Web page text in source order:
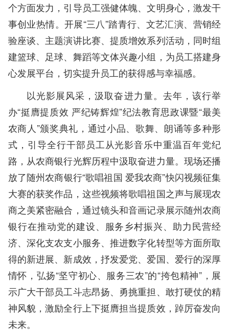
个方面发力，引导员工强健体魄、文明身心，激发干
事创业热情。开展“三八”踏青行、文艺汇演、营销经
验座谈、主题演讲比赛、提质增效系列活动，同时组
建篮球、足球、舞蹈等文体兴趣小组，为员工搭建身
心发展平台，切实提升员工的获得感与幸福感。
以光影展风采，汲取奋进力量。去年，该行举
办“挺膺提质效 严纪铸辉煌”纪法教育思政课暨“最美
农商人”颁奖典礼，通过小品、歌舞、朗诵等多种形
式，引导全行干部员工从光影音乐中重温百年党纪
路，从农商银行光辉历程中汲取奋进力量。现场还播
放了随州农商银行“歌唱祖国 爱我农商”快闪视频征集
大赛的获奖作品，这些视频将歌唱祖国之声与展现农
商之美紧密融合，通过镜头和音画记录展示随州农商
银行在推动党的建设、服务乡村振兴、助力民营经
济、深化支农支小服务、推进数字化转型等方面所取
得的新进展、新成效，抒发爱党、爱国、爱行的深厚
情怀，弘扬“坚守初心、服务三农”的“挎包精神”，展
示广大干部员工斗志昂扬、勇挑重担、敢打硬仗的精
神风貌，激励全行上下挺膺担当提质效，踔厉奋发向
未来。